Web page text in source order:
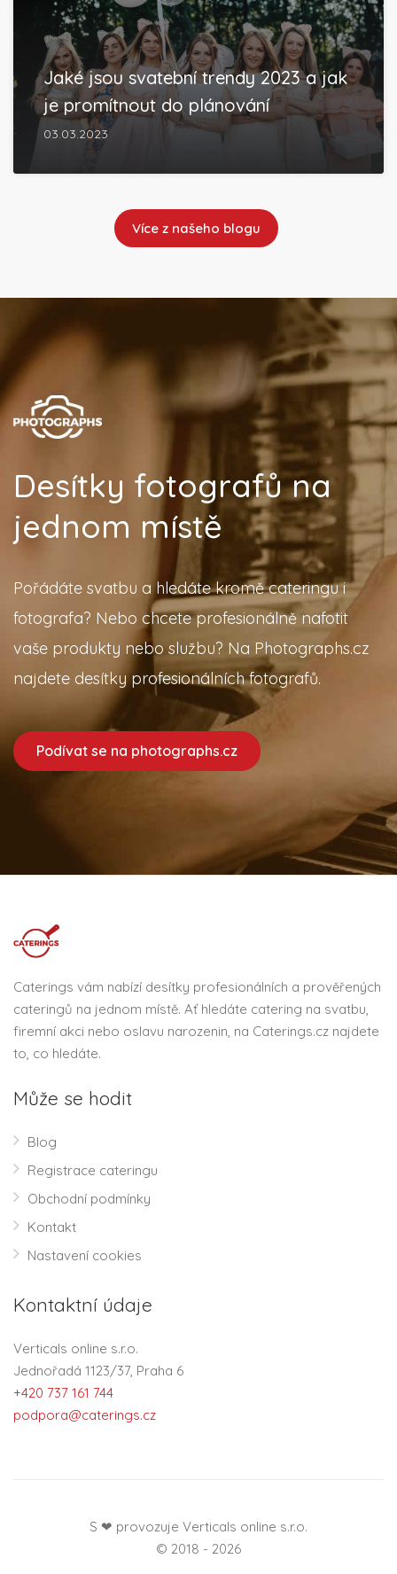
Jaké jsou svatební trendy 2023 a jak
je promítnout do plánování
03.03.2023
Více z našeho blogu
Desítky fotografů na
jednom místě
Pořádáte svatbu a hledáte kromě cateringu i
fotografa? Nebo chcete profesionálně nafotit
vaše produkty nebo službu? Na Photographs.cz
najdete desítky profesionálních fotografů.
Podívat se na photographs.cz
Caterings vám nabízí desítky profesionálních a prověřených
cateringů na jednom místě. Ať hledáte catering na svatbu,
firemní akci nebo oslavu narozenin, na Caterings.cz najdete
to, co hledáte.
Může se hodit
Blog
Registrace cateringu
Obchodní podmínky
Kontakt
Nastavení cookies
Kontaktní údaje
Verticals online s.r.o.
Jednořadá 1123/37, Praha 6
+420 737 161 744
podpora@caterings.cz
S ❤ provozuje Verticals online s.r.o.
© 2018 - 2026